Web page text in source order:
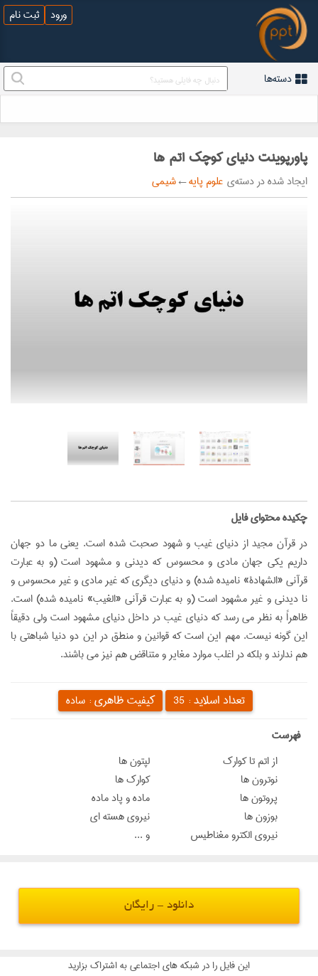
ورود ثبت نام
دسته‌ها
پاورپوینت دنیای کوچک اتم ها
ایجاد شده در دسته‌ی علوم پایه←شیمی
‌چکیده محتوای فایل
در قرآن مجيد از دنيای غيب و شهود صحبت شده است. يعنی ما دو جهان
داريم يكی جهان مادی و محسوس كه ديدنی و مشهود است (و به عبارت
قرآنی «الشهادة» ناميده شده) و دنيای ديگری كه غير مادی و غير محسوس و
نا ديدنی و غير مشهود است (و به عبارت قرآنی «الغيب» ناميده شده) است.
ظاهراً به نظر می رسد كه دنيای غيب در داخل دنيای مشهود است ولی دقيقاً
اين گونه نيست. مهم اين است كه قوانين و منطق در اين دو دنيا شباهتی با
هم ندارند و بلكه در اغلب موارد مغاير و متناقض هم نيز می باشند.
کیفیت ظاهری : ساده تعداد اسلاید : 35
‌فهرست
از اتم تا کوارک
لپتون ها
نوترون ها
کوارک ها
پروتون ها
ماده و پاد ماده
بوزون ها
نیروی هسته ای
نیروی الکترو مغناطیس
و ...
دانلود - رایگان
این فایل را در شبکه های اجتماعی به اشتراک بزارید